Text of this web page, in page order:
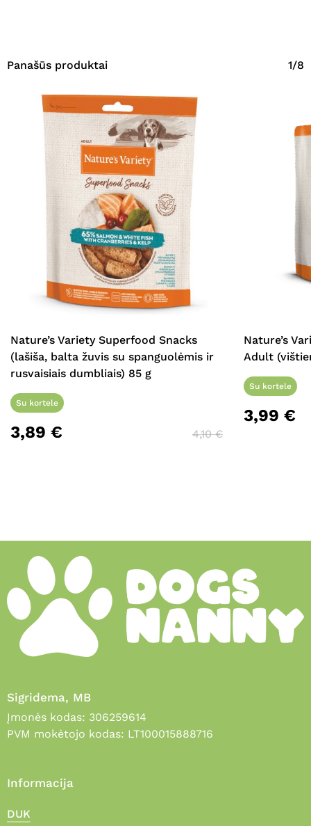
Panašūs produktai 1/8
Nature’s Variety Superfood Snacks
(lašiša, balta žuvis su spanguolėmis ir
rusvaisiais dumbliais) 85 g
Su kortele
3,89 € 4,10€
Nature’s
Adult
Su kortele
3,99 €
Sigridema, MB
Įmonės kodas: 306259614
PVM mokėtojo kodas: LT100015888716
Informacija
DUK